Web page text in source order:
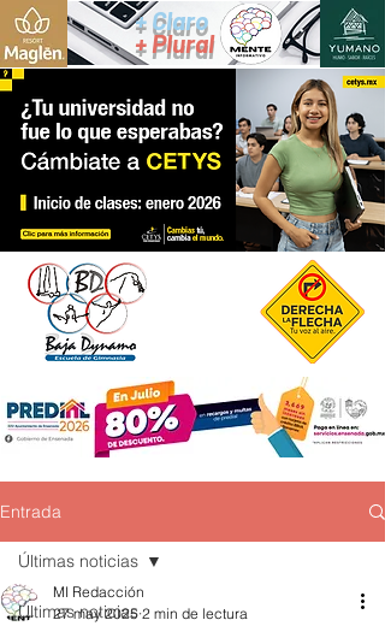
+ Claro
+ Plural
Entrada
Últimas noticias
Últimas noticias
MI Redacción
27 may 2025 2 min de lectura